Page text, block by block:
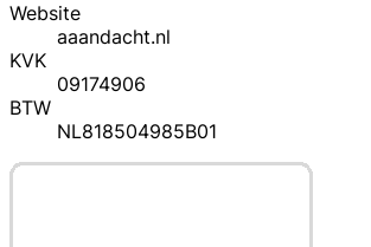
Website
aaandacht.nl
KVK
09174906
BTW
NL818504985B01